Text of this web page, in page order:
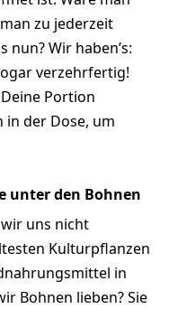
zu jederzeit
nun? Wir haben’s:
verzehrfertig!
Portion
der Dose, um
unter den Bohnen
uns nicht
Kulturpflanzen
in
Bohnen lieben? Sie